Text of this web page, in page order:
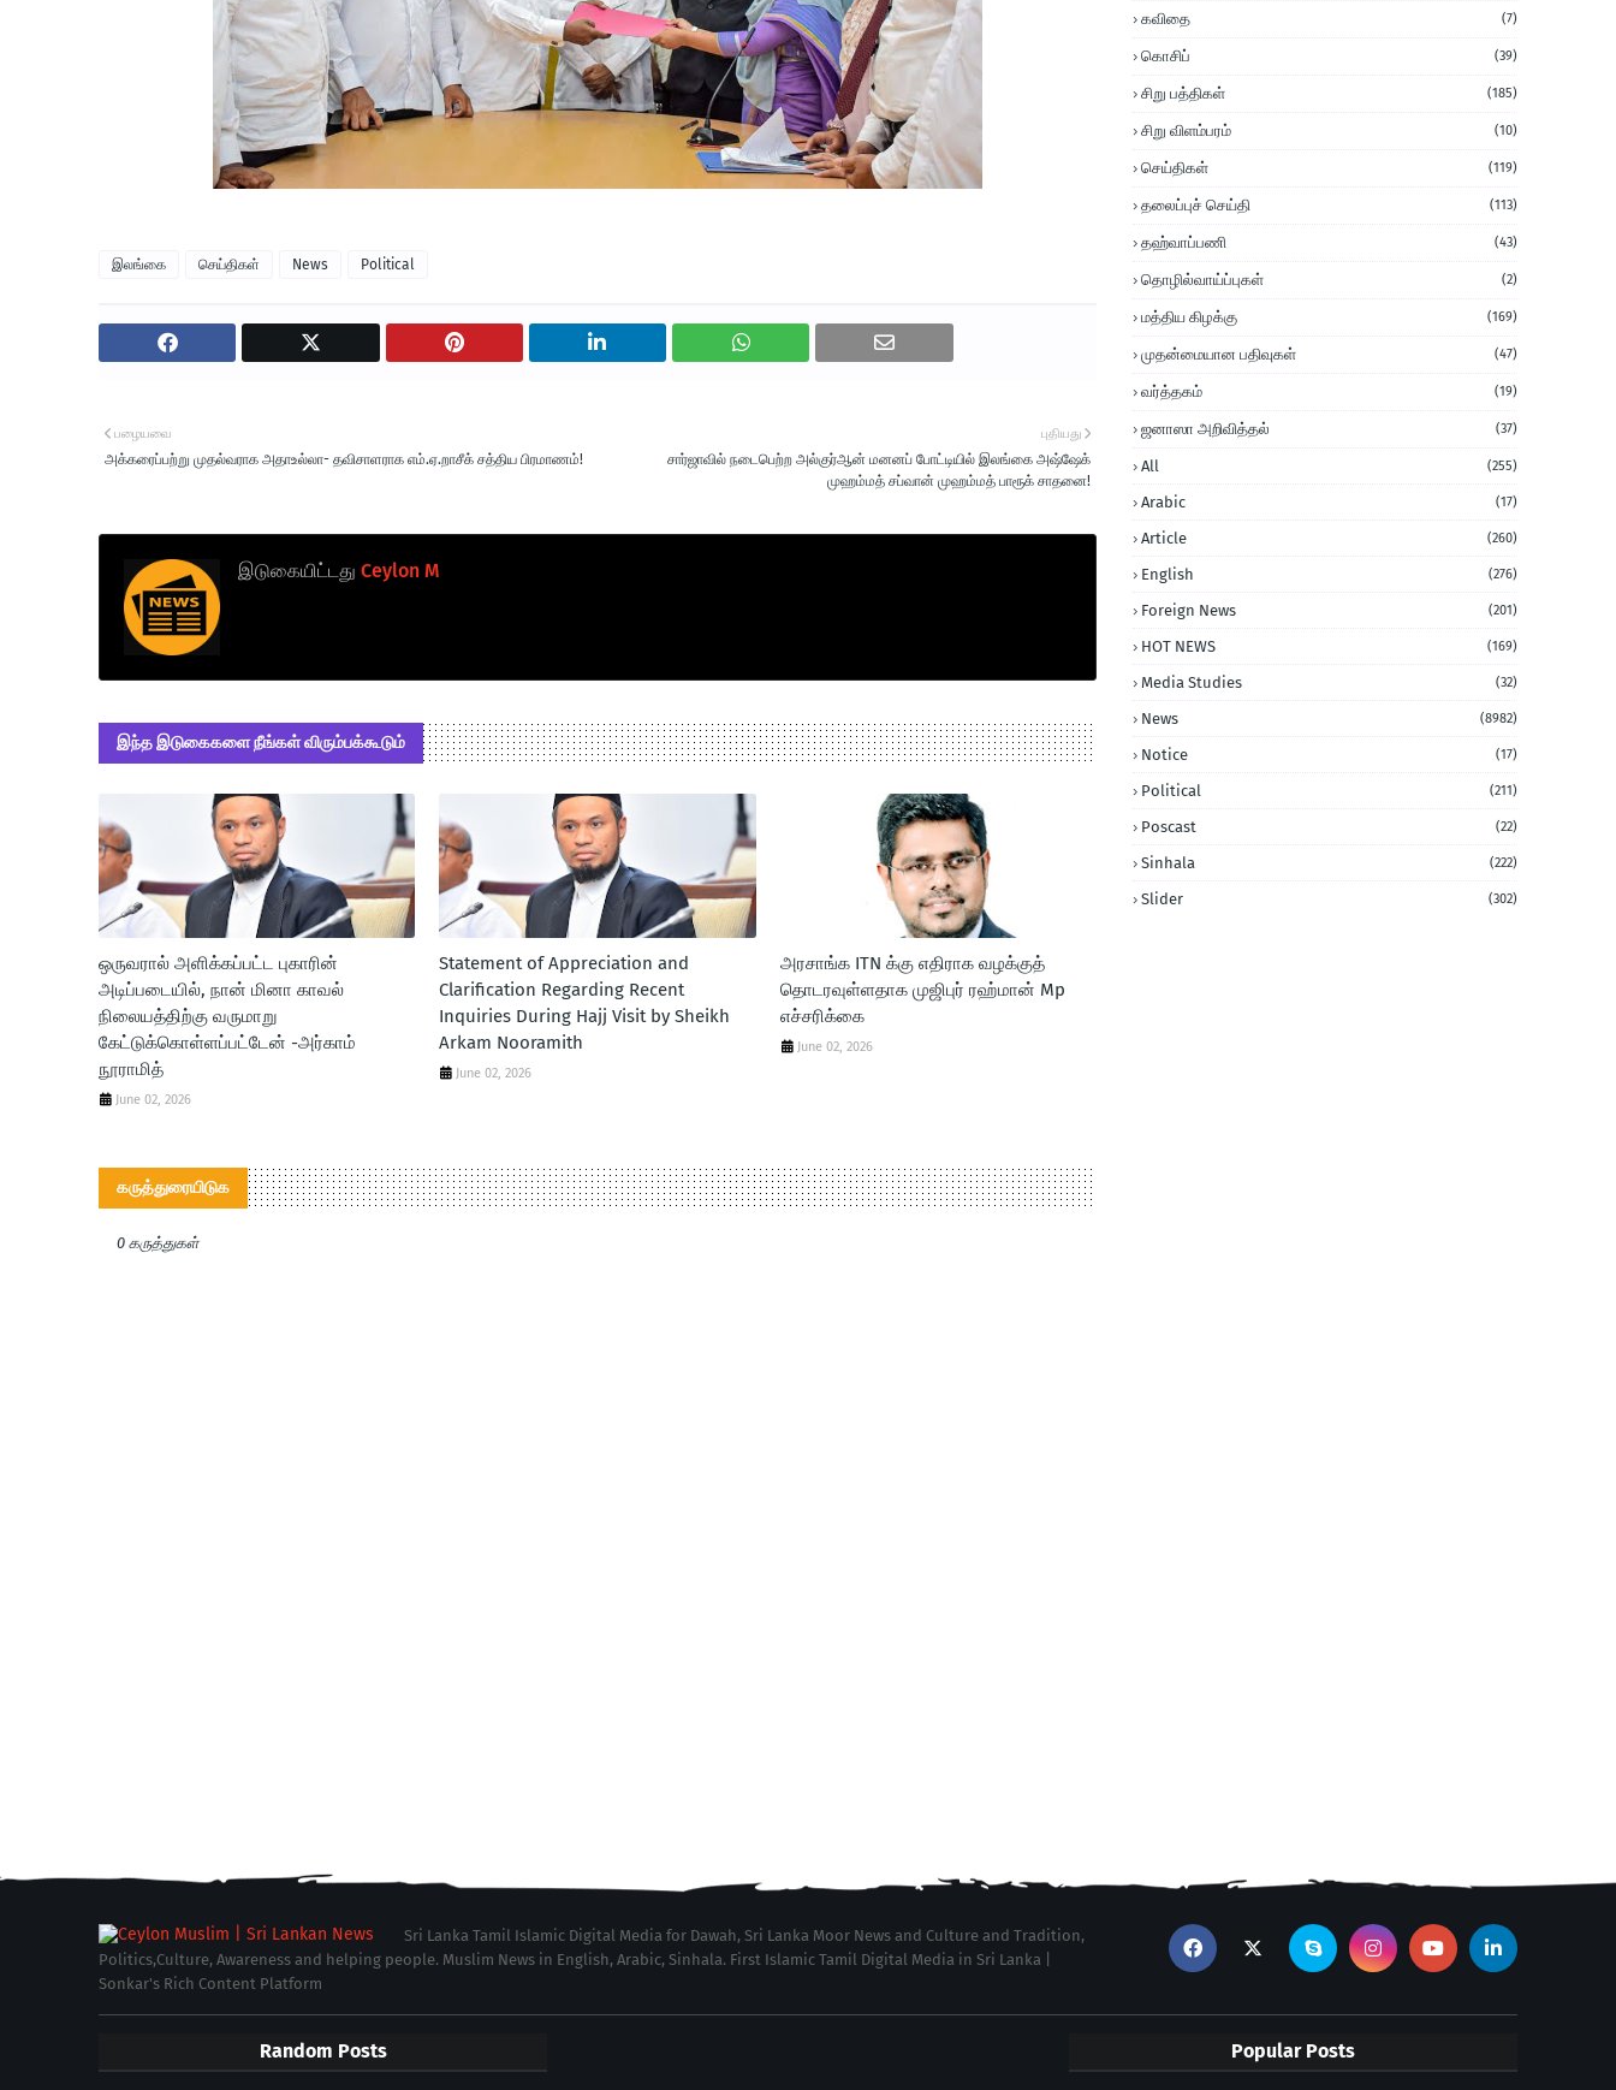
இலங்கை செய்திகள் News Political
புதியது
சார்ஜாவில் நடைபெற்ற அல்­குர்ஆன் மனனப் போட்­டியில் இலங்­கை அஷ்ஷேக்
முஹம்மத் சப்வான் முஹம்மத் பாரூக் சாதனை!
பழையவை
அக்கரைப்பற்று முதல்வராக அதாஉல்லா- தவிசாளராக எம்.ஏ.றாசீக் சத்திய பிரமாணம்!
இடுகையிட்டது Ceylon M
இந்த இடுகைகளை நீங்கள் விரும்பக்கூடும்
ஒருவரால் அளிக்கப்பட்ட புகாரின்
அடிப்படையில், நான் மினா காவல்
நிலையத்திற்கு வருமாறு
கேட்டுக்கொள்ளப்பட்டேன் -அர்காம்
நூராமித்
June 02, 2026
Statement of Appreciation and
Clarification Regarding Recent
Inquiries During Hajj Visit by Sheikh
Arkam Nooramith
June 02, 2026
அரசாங்க ITN க்கு எதிராக வழக்குத்
தொடரவுள்ளதாக முஜிபுர் ரஹ்மான் Mp
எச்சரிக்கை
June 02, 2026
கருத்துரையிடுக
0 கருத்துகள்
கவிதை (7)
கொசிப் (39)
சிறு பத்திகள் (185)
சிறு விளம்பரம் (10)
செய்திகள் (119)
தலைப்புச் செய்தி (113)
தஹ்வாப்பணி (43)
தொழில்வாய்ப்புகள் (2)
மத்திய கிழக்கு (169)
முதன்மையான பதிவுகள் (47)
வர்த்தகம் (19)
ஜனாஸா அறிவித்தல் (37)
All (255)
Arabic (17)
Article (260)
English (276)
Foreign News (201)
HOT NEWS (169)
Media Studies (32)
News (8982)
Notice (17)
Political (211)
Poscast (22)
Sinhala (222)
Slider (302)
Sri Lanka Tamil Islamic Digital Media for Dawah, Sri Lanka Moor News and Culture and Tradition,
Politics,Culture, Awareness and helping people. Muslim News in English, Arabic, Sinhala. First Islamic Tamil Digital Media in Sri Lanka |
Sonkar's Rich Content Platform
Random Posts Popular Posts